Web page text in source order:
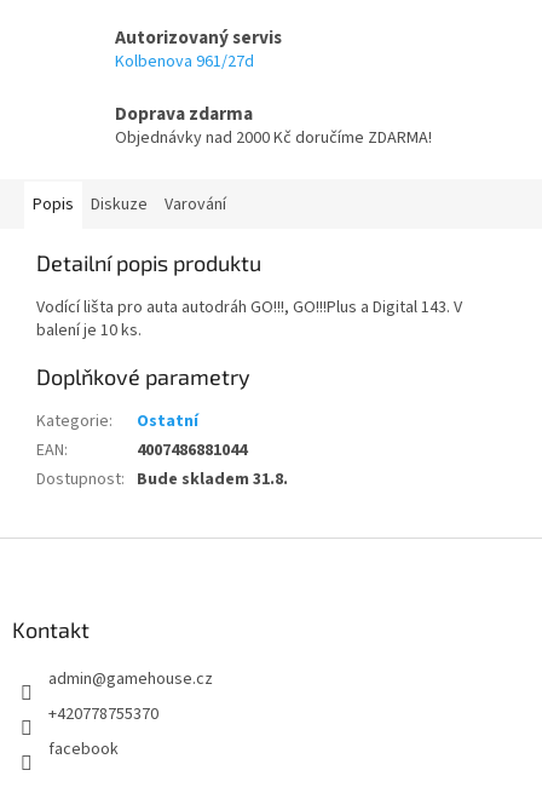
Autorizovaný servis
Kolbenova 961/27d
Doprava zdarma
Objednávky nad 2000 Kč doručíme ZDARMA!
Popis Diskuze Varování
Detailní popis produktu
Vodící lišta pro auta autodráh GO!!!, GO!!!Plus a Digital 143. V
balení je 10 ks.
Doplňkové parametry
Kategorie:
Ostatní
EAN:
4007486881044
Dostupnost: Bude skladem 31.8.
Kontakt
admin@gamehouse.cz
+420778755370
facebook